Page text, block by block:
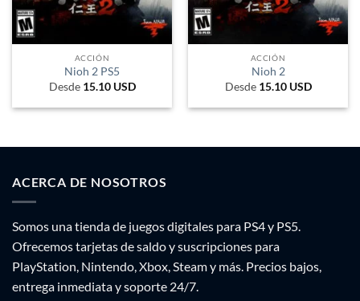
ACCIÓN
Nioh 2 PS5
Desde 15.10 USD
ACCIÓN
Nioh 2
Desde 15.10 USD
ACERCA DE NOSOTROS
Somos una tienda de juegos digitales para PS4 y PS5.
Ofrecemos tarjetas de saldo y suscripciones para
PlayStation, Nintendo, Xbox, Steam y más. Precios bajos,
entrega inmediata y soporte 24/7.